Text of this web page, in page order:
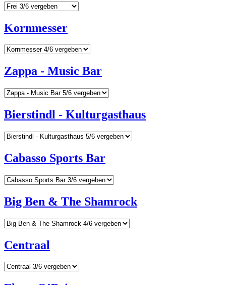
Kornmesser
Zappa - Music Bar
Bierstindl - Kulturgasthaus
Cabasso Sports Bar
Big Ben & The Shamrock
Centraal